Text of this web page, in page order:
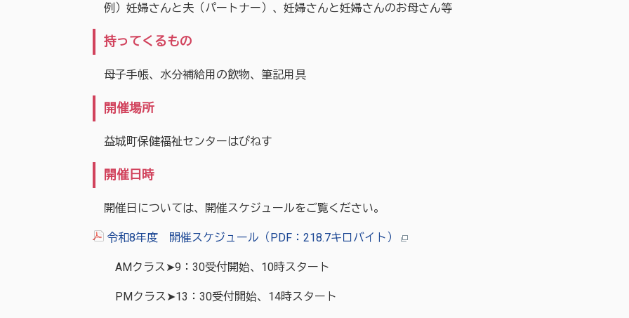
例）妊婦さんと夫（パートナー）、妊婦さんと妊婦さんのお母さん等
持ってくるもの
母子手帳、水分補給用の飲物、筆記用具
開催場所
益城町保健福祉センターはぴねす
開催日時
開催日については、開催スケジュールをご覧ください。
令和8年度 開催スケジュール（PDF：218.7キロバイト）
AMクラス➤9：30受付開始、10時スタート
PMクラス➤13：30受付開始、14時スタート